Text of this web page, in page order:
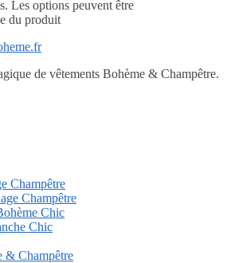
Les options peuvent être
du produit
de vêtements Bohème & Champêtre.
Champêtre
Champêtre
Chic
Chic
& Champêtre